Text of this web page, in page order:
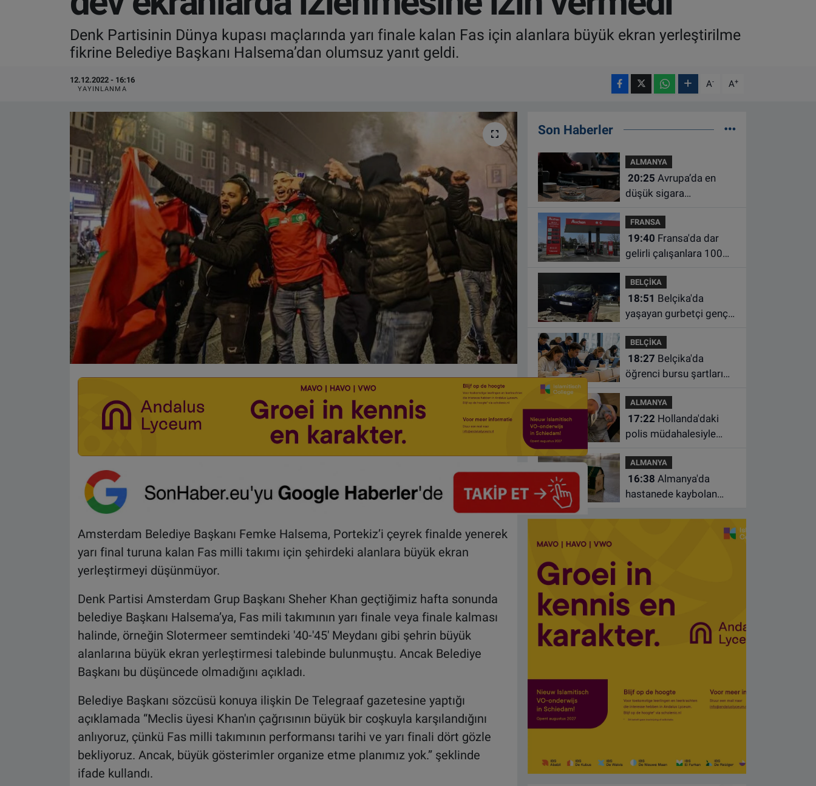
Denk Partisinin Dünya kupası maçlarında yarı finale kalan Fas için alanlara büyük ekran yerleştirilme
fikrine Belediye Başkanı Halsema’dan olumsuz yanıt geldi.
12.12.2022 - 16:16
YAYINLANMA A- A+
Amsterdam Belediye Başkanı Femke Halsema, Portekiz’i çeyrek finalde yenerek
yarı final turuna kalan Fas milli takımı için şehirdeki alanlara büyük ekran
yerleştirmeyi düşünmüyor.
Denk Partisi Amsterdam Grup Başkanı Sheher Khan geçtiğimiz hafta sonunda
belediye Başkanı Halsema’ya, Fas mili takımının yarı finale veya finale kalması
halinde, örneğin Slotermeer semtindeki '40-'45' Meydanı gibi şehrin büyük
alanlarına büyük ekran yerleştirmesi talebinde bulunmuştu. Ancak Belediye
Başkanı bu düşüncede olmadığını açıkladı.
Belediye Başkanı sözcüsü konuya ilişkin De Telegraaf gazetesine yaptığı
açıklamada “Meclis üyesi Khan'ın çağrısının büyük bir coşkuyla karşılandığını
anlıyoruz, çünkü Fas milli takımının performansı tarihi ve yarı finali dört gözle
bekliyoruz. Ancak, büyük gösterimler organize etme planımız yok.” şeklinde
ifade kullandı.
Son Haberler
ALMANYA
20:25
düşük sigara
Belçika’da olduğu
açıklandı
FRANSA
19:40
gelirli çalışanlara 100
süre uzatıldı
BELÇİKA
18:51
yaşayan gurbetçi genç
kazada hayatını kaybetti
BELÇİKA
18:27
öğrenci bursu şartları
ders almayan burs
alamayacak
ALMANYA
17:22
polis müdahalesiyle
çiftin bebeği aileden
alındı
ALMANYA
16:38
hastanede kaybolan
ALGEMENE VOORWAARDEN
CONTACT
Çerez Politikası